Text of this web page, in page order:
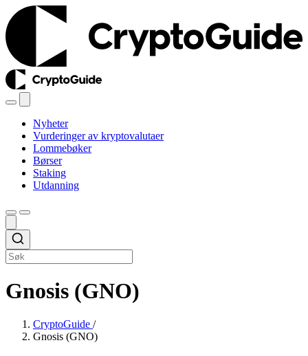
Nyheter
Vurderinger av kryptovalutaer
Lommebøker
Børser
Staking
Utdanning
Gnosis (GNO)
CryptoGuide /
Gnosis (GNO)